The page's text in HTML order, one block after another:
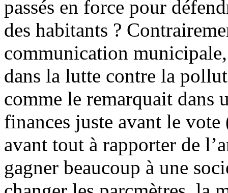
passés en force pour
des habitants ?
communication
dans la lutte contre la
comme le remarquait dans
finances juste avant le
avant tout à rapporter de
gagner beaucoup à une